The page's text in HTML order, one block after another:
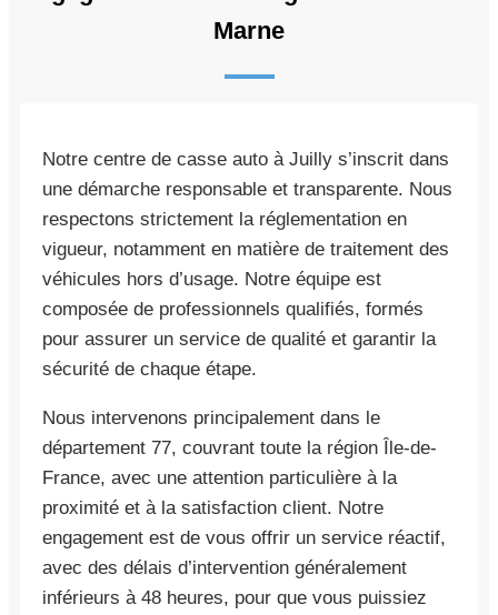
Marne
Notre centre de casse auto à Juilly s’inscrit dans
une démarche responsable et transparente. Nous
respectons strictement la réglementation en
vigueur, notamment en matière de traitement des
véhicules hors d’usage. Notre équipe est
composée de professionnels qualifiés, formés
pour assurer un service de qualité et garantir la
sécurité de chaque étape.
Nous intervenons principalement dans le
département 77, couvrant toute la région Île-de-
France, avec une attention particulière à la
proximité et à la satisfaction client. Notre
engagement est de vous offrir un service réactif,
avec des délais d’intervention généralement
inférieurs à 48 heures, pour que vous puissiez